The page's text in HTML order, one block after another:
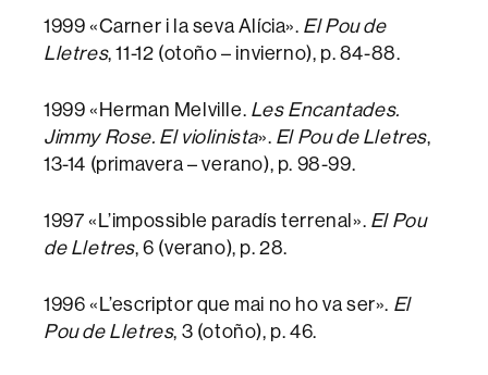
1999 «Carner i la seva Alícia». El Pou de
Lletres, 11-12 (otoño – invierno), p. 84-88.
1999 «Herman Melville. Les Encantades.
Jimmy Rose. El violinista». El Pou de Lletres,
13-14 (primavera – verano), p. 98-99.
1997 «L’impossible paradís terrenal». El Pou
de Lletres, 6 (verano), p. 28.
1996 «L’escriptor que mai no ho va ser». El
Pou de Lletres, 3 (otoño), p. 46.